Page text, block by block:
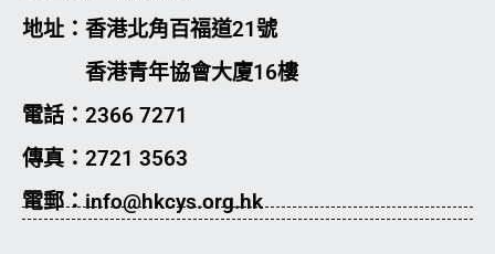
地址：香港北角百福道21號
香港青年協會大廈16樓
電話：2366 7271
傳真：2721 3563
電郵：info@hkcys.org.hk